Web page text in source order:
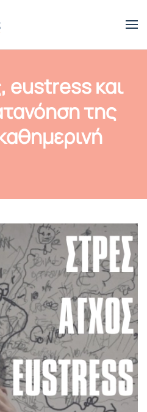
eustress και
της